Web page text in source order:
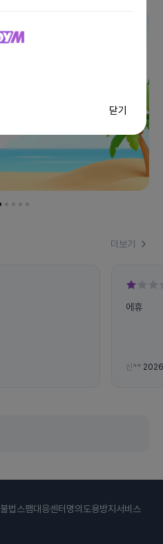
더보기
에휴
신**
불법스팸대응센터 명의도용방지서비스
닫기